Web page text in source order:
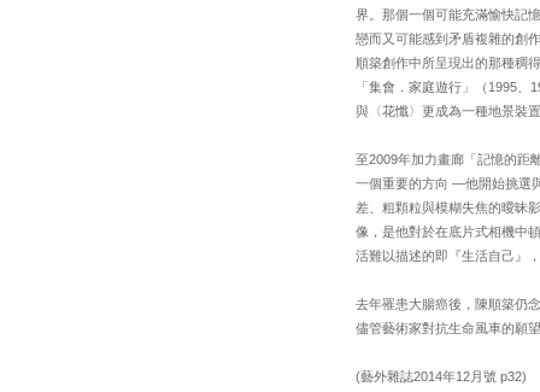
界。那個一個可能充滿愉快記
戀而又可能感到矛盾複雜的創
順築創作中所呈現出的那種稠
「集會．家庭遊行」（1995
與〈花懺〉更成為一種地景裝
至2009年加力畫廊「記憶的距
一個重要的方向 —他開始挑選
差、粗顆粒與模糊失焦的曖昧
像，是他對於在底片式相機中
活難以描述的即『生活自己』
去年罹患大腸癌後，陳順築仍
儘管藝術家對抗生命風車的願
(藝外雜誌2014年12月號 p32)